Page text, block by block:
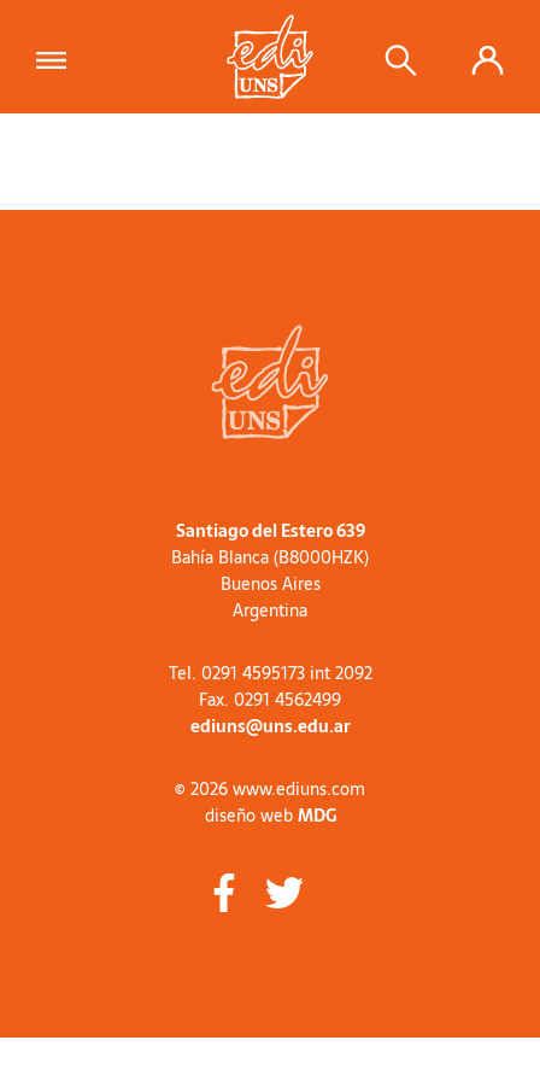
Santiago del Estero 639
Bahía Blanca (B8000HZK)
Buenos Aires
Argentina
Tel. 0291 4595173 int 2092
Fax. 0291 4562499
ediuns@uns.edu.ar
© 2026 www.ediuns.com
diseño webMDG